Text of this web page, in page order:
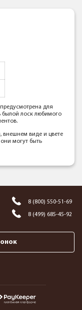
для
былой лоск любимого
внешнем виде и цвете
они могут быть
8 (800) 550-51-69
8 (499) 685-45-92